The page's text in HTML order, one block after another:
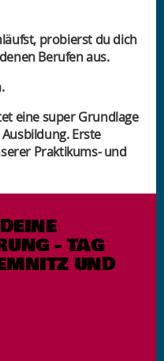
probierst du dich
Berufen aus.
eine super Grundlage
Erste
Praktikums- und
- TAG
UND